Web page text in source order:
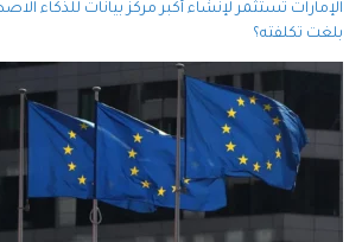
الإمارات تستثمر لإنشاء أكبر مركز بيانات للذكاء
بلغت تكلفته؟